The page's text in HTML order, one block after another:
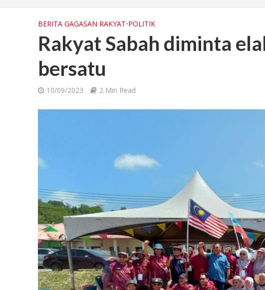
BERITA GAGASAN RAKYAT•POLITIK
Rakyat Sabah diminta
bersatu
10/09/2023 2 Min Read